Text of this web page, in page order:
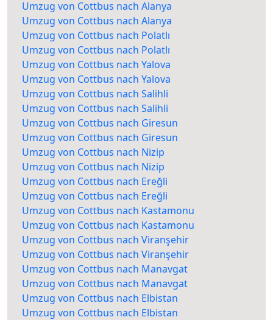
Umzug von Cottbus nach Alanya
Umzug von Cottbus nach Alanya
Umzug von Cottbus nach Polatlı
Umzug von Cottbus nach Polatlı
Umzug von Cottbus nach Yalova
Umzug von Cottbus nach Yalova
Umzug von Cottbus nach Salihli
Umzug von Cottbus nach Salihli
Umzug von Cottbus nach Giresun
Umzug von Cottbus nach Giresun
Umzug von Cottbus nach Nizip
Umzug von Cottbus nach Nizip
Umzug von Cottbus nach Ereğli
Umzug von Cottbus nach Ereğli
Umzug von Cottbus nach Kastamonu
Umzug von Cottbus nach Kastamonu
Umzug von Cottbus nach Viranşehir
Umzug von Cottbus nach Viranşehir
Umzug von Cottbus nach Manavgat
Umzug von Cottbus nach Manavgat
Umzug von Cottbus nach Elbistan
Umzug von Cottbus nach Elbistan